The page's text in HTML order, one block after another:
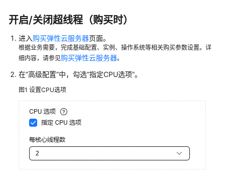
选
ECS
计
费
模
购
买
登
开启/关闭超线程（购买时）
进入购买弹性云服务器页面。
根据业务需要，完成基础配置、实例、操作系统等相关购买参数设置。详
细内容，请参见购买弹性云服务器。
在“高级配置”中，勾选“指定CPU选项”。
图1 设置CPU选项